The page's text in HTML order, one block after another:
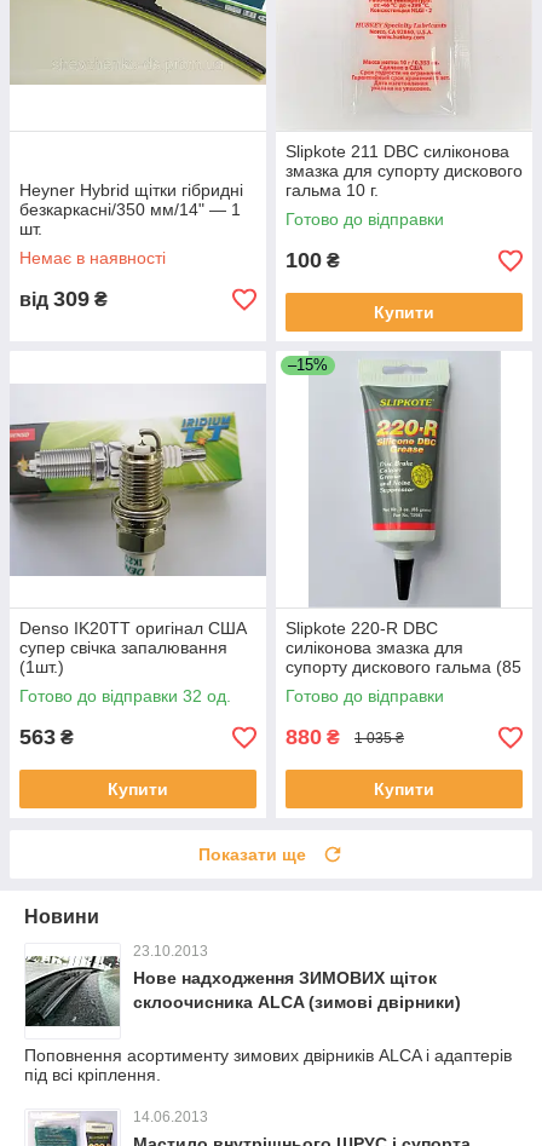
Heyner Hybrid щітки гібридні
безкаркасні/350 мм/14" — 1
шт.
Немає в наявності
від 309 ₴
Slipkote 211 DBC силіконова
змазка для супорту дискового
гальма 10 г.
Готово до відправки
100 ₴
Купити
Denso IK20TT оригінал США
супер свічка запалювання
(1шт.)
Готово до відправки 32 од.
563 ₴
Купити
–15%
Slipkote 220-R DBC
силіконова змазка для
супорту дискового гальма (85
г.)
Готово до відправки
880 ₴ 1 035 ₴
Купити
Показати ще
Новини
23.10.2013
Нове надходження ЗИМОВИХ щіток
склоочисника ALCA (зимові двірники)
Поповнення асортименту зимових двірників ALCA і адаптерів
під всі кріплення.
14.06.2013